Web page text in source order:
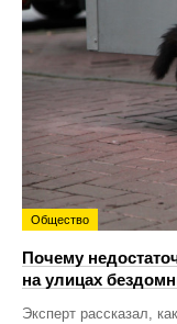
Общество
Почему
на улицах
Эксперт рассказал,